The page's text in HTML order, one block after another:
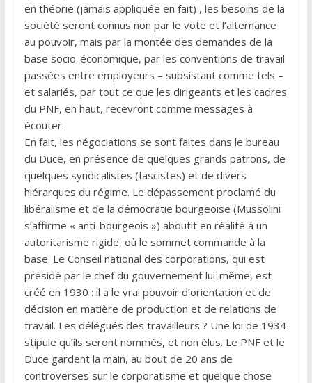
en théorie (jamais appliquée en fait) , les besoins de la
société seront connus non par le vote et l’alternance
au pouvoir, mais par la montée des demandes de la
base socio-économique, par les conventions de travail
passées entre employeurs – subsistant comme tels –
et salariés, par tout ce que les dirigeants et les cadres
du PNF, en haut, recevront comme messages à
écouter.
En fait, les négociations se sont faites dans le bureau
du Duce, en présence de quelques grands patrons, de
quelques syndicalistes (fascistes) et de divers
hiérarques du régime. Le dépassement proclamé du
libéralisme et de la démocratie bourgeoise (Mussolini
s’affirme « anti-bourgeois ») aboutit en réalité à un
autoritarisme rigide, où le sommet commande à la
base. Le Conseil national des corporations, qui est
présidé par le chef du gouvernement lui-même, est
créé en 1930 : il a le vrai pouvoir d’orientation et de
décision en matière de production et de relations de
travail. Les délégués des travailleurs ? Une loi de 1934
stipule qu’ils seront nommés, et non élus. Le PNF et le
Duce gardent la main, au bout de 20 ans de
controverses sur le corporatisme et quelque chose